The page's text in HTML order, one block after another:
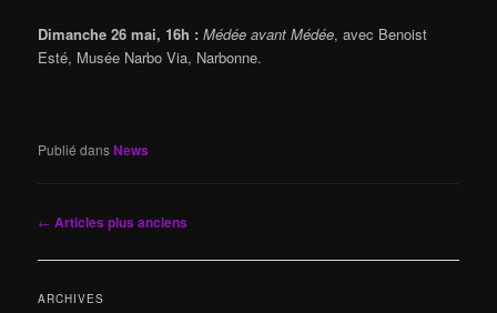
Dimanche 26 mai, 16h : Médée avant Médée, avec Benoist
Esté, Musée Narbo Via, Narbonne.
Publié dansNews
Navigation
articles
← Articles plus anciens
ARCHIVES